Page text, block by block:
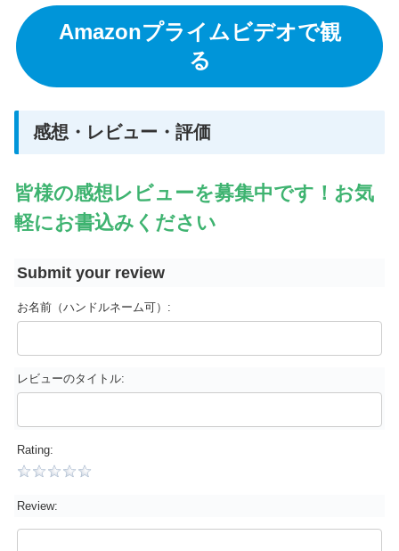
Amazonプライムビデオで観
る
感想・レビュー・評価
皆様の感想レビューを募集中です！お気
軽にお書込みください
Submit your review
お名前（ハンドルネーム可）:
レビューのタイトル:
Rating:
Review: